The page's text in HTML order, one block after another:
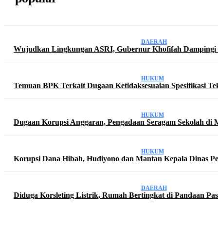
DAERAH
Wujudkan Lingkungan ASRI, Gubernur Khofifah
HUKUM
Temuan BPK Terkait Dugaan Ketidaksesuaian Spesifikasi
HUKUM
Dugaan Korupsi Anggaran, Pengadaan Seragam Sekolah
HUKUM
Korupsi Dana Hibah, Hudiyono dan Mantan Kepala Dinas
DAERAH
Diduga Korsleting Listrik, Rumah Bertingkat di Pandaan